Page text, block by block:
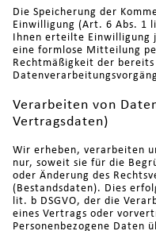
Die Speicherung der
Einwilligung (Art. 6 Abs. 1
Ihnen erteilte Einwilligung
eine formlose Mitteilung
Rechtmäßigkeit der
Verarbeiten von
Vertragsdaten)
Wir erheben, verarbeiten
nur, soweit sie für die
oder Änderung des
(Bestandsdaten). Dies
lit. b DSGVO, der die
eines Vertrags oder
Personenbezogene Daten